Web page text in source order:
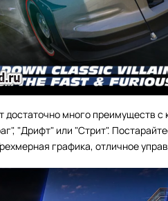
много преимуществ
"Дрифт" или "Стрит".
графика, отличное